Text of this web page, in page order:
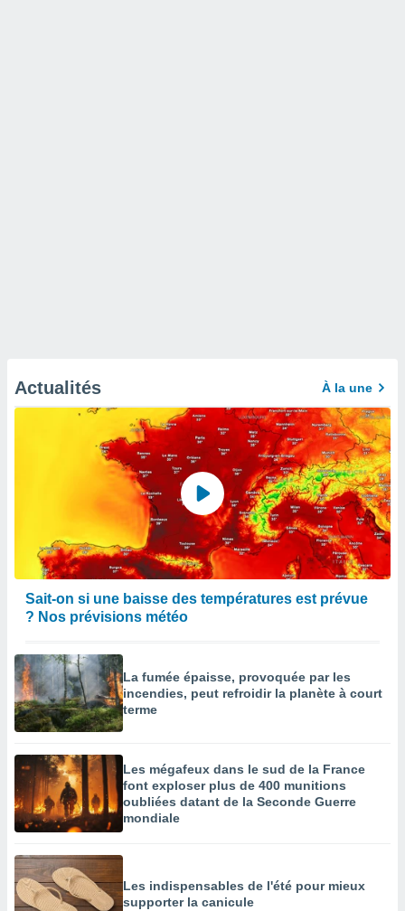
Actualités À la une
Sait-on si une baisse des températures est prévue
? Nos prévisions météo
La fumée épaisse, provoquée par les
incendies, peut refroidir la planète à court
terme
Les mégafeux dans le sud de la France
font exploser plus de 400 munitions
oubliées datant de la Seconde Guerre
mondiale
Les indispensables de l'été pour mieux
supporter la canicule